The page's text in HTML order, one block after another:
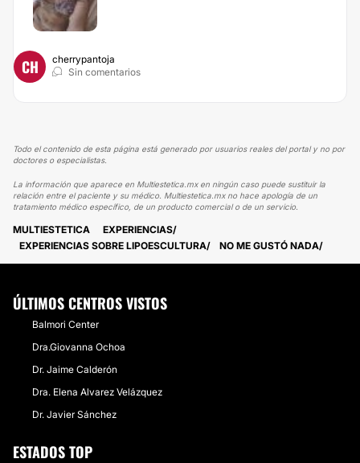
CH
cherrypantoja
Sin comentarios
Todo el contenido de esta página está generado por usuarios reales del portal y no por
doctores o especialistas.
La información que aparece en Multiestetica.mx en ningún caso puede sustituir la
relación entre el paciente y su médico. Multiestetica.mx no hace apología de un
tratamiento médico específico, de un producto comercial o de un servicio.
MULTIESTETICA
EXPERIENCIAS
EXPERIENCIAS SOBRE LIPOESCULTURA
NO ME GUSTÓ NADA
ÚLTIMOS CENTROS VISTOS
Balmori Center
Dra.Giovanna Ochoa
Dr. Jaime Calderón
Dra. Elena Alvarez Velázquez
Dr. Javier Sánchez
ESTADOS TOP